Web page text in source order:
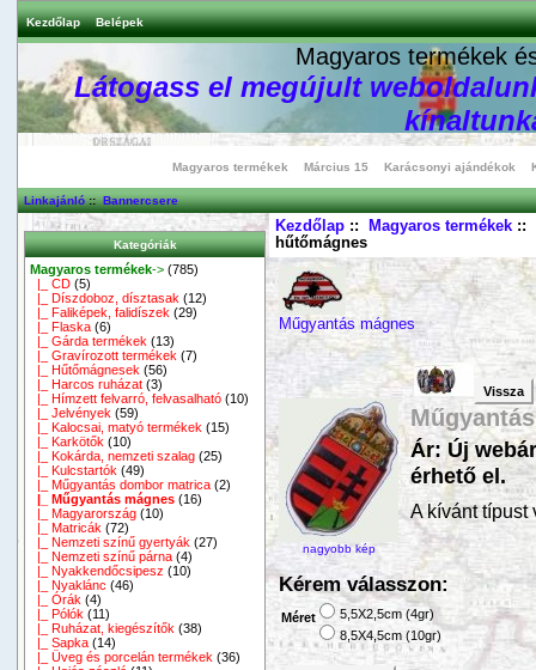
Kezdőlap Belépek
Magyaros termékek
Látogass el megújult
Magyaros termékek Március 15 Karácsonyi ajándékok
Linkajánló::Bannercsere
Kategóriák
Magyaros termékek-> (785)
|_ CD (5)
|_ Díszdoboz, dísztasak (12)
|_ Faliképek, falidíszek (29)
|_ Flaska (6)
|_ Gárda termékek (13)
|_ Gravírozott termékek (7)
|_ Hűtőmágnesek (56)
|_ Harcos ruházat (3)
|_ Hímzett felvarró, felvasalható (10)
|_ Jelvények (59)
|_ Kalocsai, matyó termékek (15)
|_ Karkötők (10)
|_ Kokárda, nemzeti szalag (25)
|_ Kulcstartók (49)
|_ Műgyantás dombor matrica (2)
|_ Műgyantás mágnes (16)
|_ Magyarország (10)
|_ Matricák (72)
|_ Nemzeti színű gyertyák (27)
|_ Nemzeti színű párna (4)
|_ Nyakkendőcsipesz (10)
|_ Nyaklánc (46)
|_ Órák (4)
|_ Pólók (11)
|_ Ruházat, kiegészítők (38)
|_ Sapka (14)
|_ Üveg és porcelán termékek (36)
Kezdőlap:: Magyaros termékek::
hűtőmágnes
Műgyantás mágnes
Vissza
nagyobb kép
Ár: Új
érhető el.
A kívánt típust
Kérem válasszon:
Méret
5,5X2,5cm (4gr)
8,5X4,5cm (10gr)